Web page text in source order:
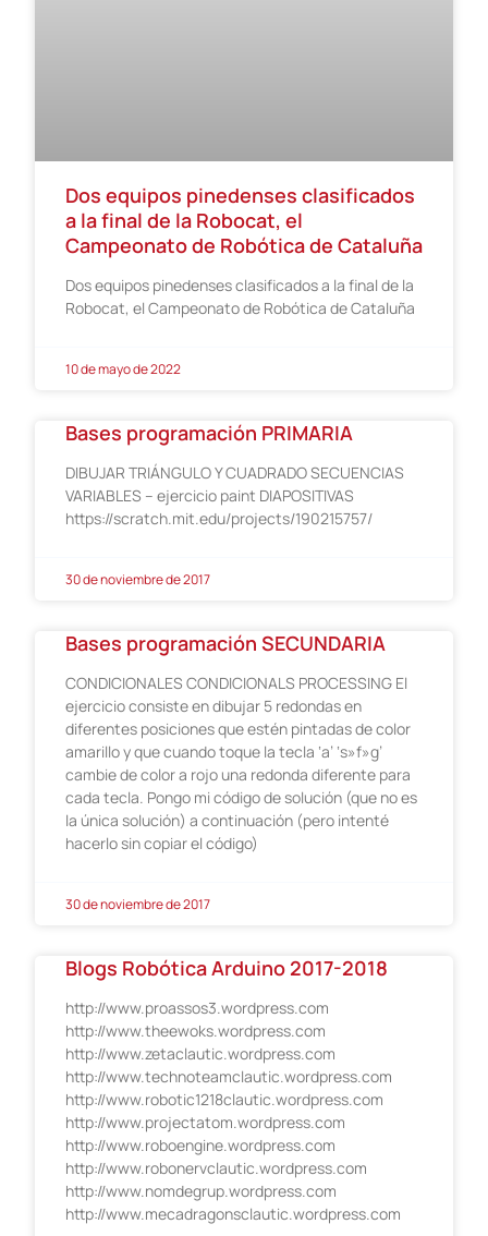
Dos equipos pinedenses clasificados
a la final de la Robocat, el
Campeonato de Robótica de Cataluña
Dos equipos pinedenses clasificados a la final de la
Robocat, el Campeonato de Robótica de Cataluña
10 de mayo de 2022
Bases programación PRIMARIA
DIBUJAR TRIÁNGULO Y CUADRADO SECUENCIAS
VARIABLES – ejercicio paint DIAPOSITIVAS
https://scratch.mit.edu/projects/190215757/
30 de noviembre de 2017
Bases programación SECUNDARIA
CONDICIONALES CONDICIONALS PROCESSING El
ejercicio consiste en dibujar 5 redondas en
diferentes posiciones que estén pintadas de color
amarillo y que cuando toque la tecla ‘a’ ‘s»f»g’
cambie de color a rojo una redonda diferente para
cada tecla. Pongo mi código de solución (que no es
la única solución) a continuación (pero intenté
hacerlo sin copiar el código)
30 de noviembre de 2017
Blogs Robótica Arduino 2017-2018
http://www.proassos3.wordpress.com
http://www.theewoks.wordpress.com
http://www.zetaclautic.wordpress.com
http://www.technoteamclautic.wordpress.com
http://www.robotic1218clautic.wordpress.com
http://www.projectatom.wordpress.com
http://www.roboengine.wordpress.com
http://www.robonervclautic.wordpress.com
http://www.nomdegrup.wordpress.com
http://www.mecadragonsclautic.wordpress.com